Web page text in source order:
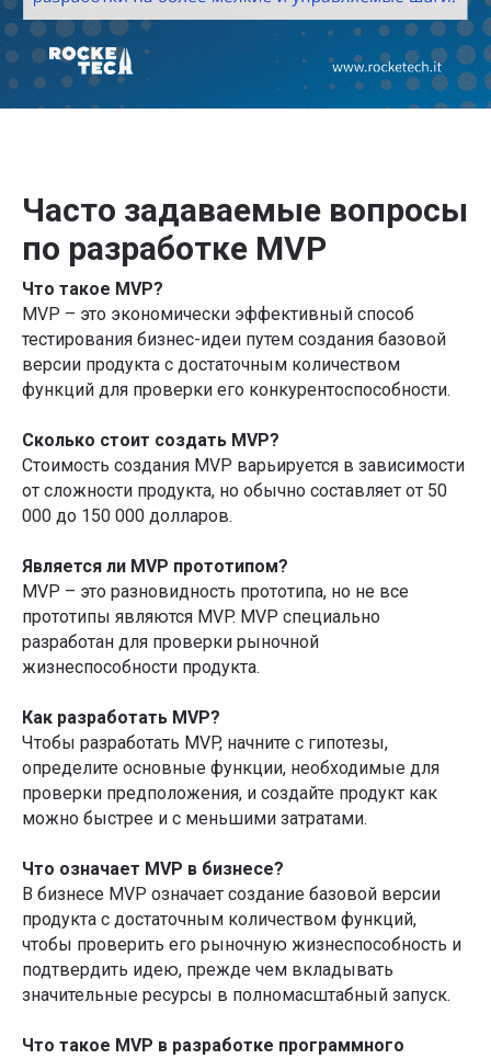
Часто задаваемые вопросы
по разработке MVP
Что такое MVP?
MVP – это экономически эффективный способ
тестирования бизнес-идеи путем создания базовой
версии продукта с достаточным количеством
функций для проверки его конкурентоспособности.
Сколько стоит создать MVP?
Стоимость создания MVP варьируется в зависимости
от сложности продукта, но обычно составляет от 50
000 до 150 000 долларов.
Является ли MVP прототипом?
MVP – это разновидность прототипа, но не все
прототипы являются MVP. MVP специально
разработан для проверки рыночной
жизнеспособности продукта.
Как разработать MVP?
Чтобы разработать MVP, начните с гипотезы,
определите основные функции, необходимые для
проверки предположения, и создайте продукт как
можно быстрее и с меньшими затратами.
Что означает MVP в бизнесе?
В бизнесе MVP означает создание базовой версии
продукта с достаточным количеством функций,
чтобы проверить его рыночную жизнеспособность и
подтвердить идею, прежде чем вкладывать
значительные ресурсы в полномасштабный запуск.
Что такое MVP в разработке программного